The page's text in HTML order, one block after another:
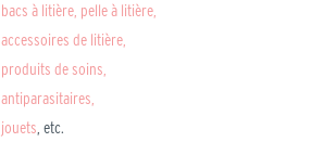
bacs à litière, pelle à litière,
accessoires de litière,
produits de soins,
antiparasitaires,
jouets , etc.